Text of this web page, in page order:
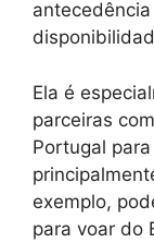
Ela é
parceiras
Portugal
exemplo,
para voar do